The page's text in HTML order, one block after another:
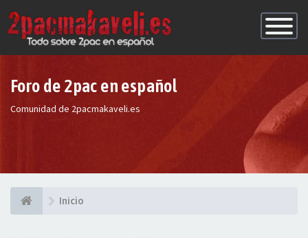
de
Foro de 2pac en español
Comunidad de 2pacmakaveli.es
Inicio